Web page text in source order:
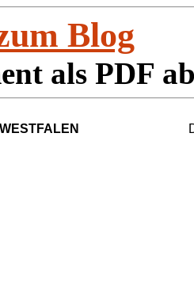
Blog
als PDF